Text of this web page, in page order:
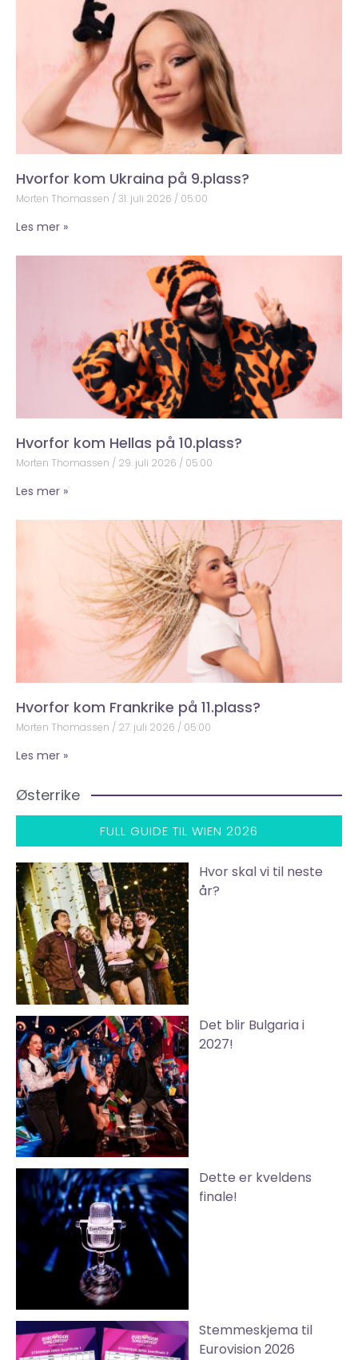
Hvorfor kom Ukraina på 9.plass?
Morten Thomassen 31. juli 2026 05:00
Les mer »
Hvorfor kom Hellas på 10.plass?
Morten Thomassen 29. juli 2026 05:00
Les mer »
Hvorfor kom Frankrike på 11.plass?
Morten Thomassen 27. juli 2026 05:00
Les mer »
Østerrike
FULL GUIDE TIL WIEN 2026
Hvor skal vi til neste
år?
Det blir Bulgaria i
2027!
Dette er kveldens
finale!
Stemmeskjema til
Eurovision 2026